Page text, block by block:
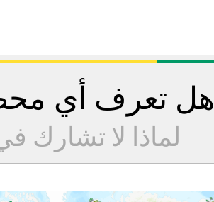
هل تعرف أي
لماذا لا تشارك